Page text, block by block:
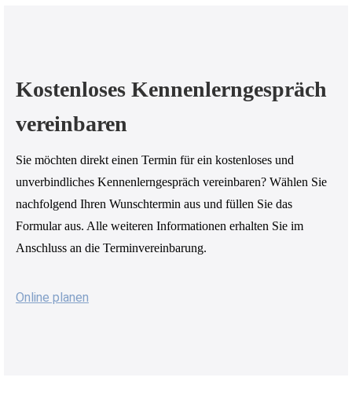
Kostenloses Kennenlerngespräch
vereinbaren
Sie möchten direkt einen Termin für ein kostenloses und
unverbindliches Kennenlerngespräch vereinbaren? Wählen Sie
nachfolgend Ihren Wunschtermin aus und füllen Sie das
Formular aus. Alle weiteren Informationen erhalten Sie im
Anschluss an die Terminvereinbarung.
Online planen